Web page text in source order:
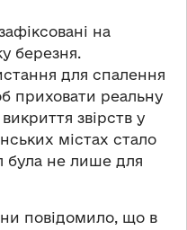
на
березня.
для спалення
приховати реальну
звірств у
містах стало
була не лише для
повідомило, що в